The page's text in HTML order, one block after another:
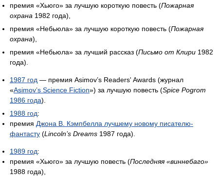
премия «Хьюго» за лучшую короткую повесть (Пожарная
охрана 1982 года),
премия «Небьюла» за лучшую короткую повесть (Пожарная
охрана),
премия «Небьюла» за лучший рассказ (Письмо от Клири 1982
года).
1987 год — премия Asimov’s Readers' Awards (журнал
«Asimov’s Science Fiction») за лучшую повесть (Spice Pogrom
1986 года).
1988 год:
премия Джона В. Кэмпбелла лучшему новому писателю-
фантасту (Lincoln’s Dreams 1987 года).
1989 год:
премия «Хьюго» за лучшую повесть (Последняя «виннебаго»
1988 года),